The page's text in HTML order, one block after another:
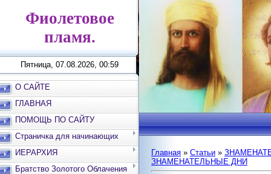
Фиолетовое
пламя.
Пятница, 07.08.2026, 00:59
О САЙТЕ
ГЛАВНАЯ
ПОМОЩЬ ПО САЙТУ
Страничка для начинающих
ИЕРАРХИЯ
Братство Золотого Облачения
Главная » Статьи »
ЗНАМЕНАТЕЛЬНЫЕ ДНИ